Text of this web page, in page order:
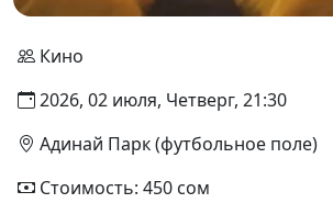
Кино
2026, 02 июля, Четверг, 21:30
Адинай Парк (футбольное поле)
Стоимость: 450 сом